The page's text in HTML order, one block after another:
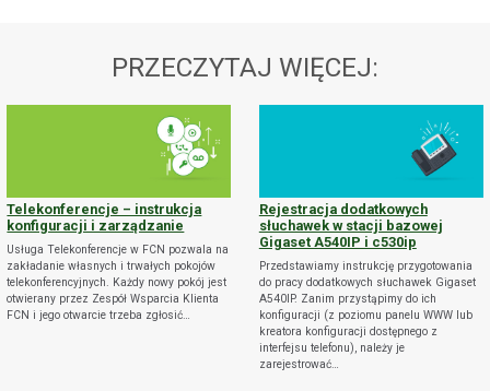
PRZECZYTAJ WIĘCEJ:
Telekonferencje – instrukcja
konfiguracji i zarządzanie
Usługa Telekonferencje w FCN pozwala na
zakładanie własnych i trwałych pokojów
telekonferencyjnych. Każdy nowy pokój jest
otwierany przez Zespół Wsparcia Klienta
FCN i jego otwarcie trzeba zgłosić…
Rejestracja dodatkowych
słuchawek w stacji bazowej
Gigaset A540IP i c530ip
Przedstawiamy instrukcję przygotowania
do pracy dodatkowych słuchawek Gigaset
A540IP. Zanim przystąpimy do ich
konfiguracji (z poziomu panelu WWW lub
kreatora konfiguracji dostępnego z
interfejsu telefonu), należy je
zarejestrować…